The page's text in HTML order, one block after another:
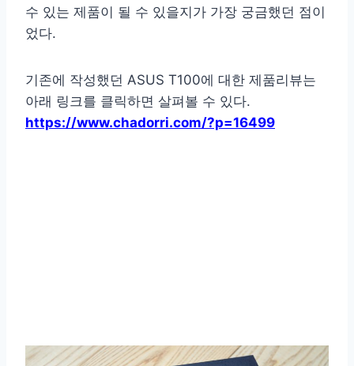
수 있는 제품이 될 수 있을지가 가장 궁금했던 점이
었다.
기존에 작성했던 ASUS T100에 대한 제품리뷰는
아래 링크를 클릭하면 살펴볼 수 있다.
https://www.chadorri.com/?p=16499